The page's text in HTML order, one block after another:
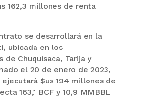
162,3 millones de renta
se desarrollará en la
ubicada en los
de Chuquisaca, Tarija y
el 20 de enero de 2023,
$us 194 millones de
163,1 BCF y 10,9 MMBBL